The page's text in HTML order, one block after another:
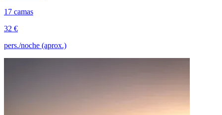
17 camas
32 €
pers./noche (aprox.)